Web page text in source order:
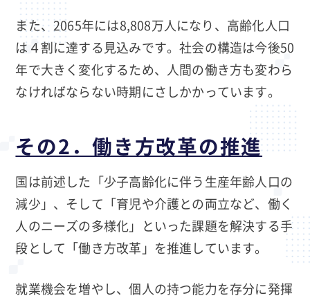
また、2065年には8,808万人になり、高齢化人口
は４割に達する見込みです。社会の構造は今後50
年で大きく変化するため、人間の働き方も変わら
なければならない時期にさしかかっています。
その2．働き方改革の推進
国は前述した「少子高齢化に伴う生産年齢人口の
減少」、そして「育児や介護との両立など、働く
人のニーズの多様化」といった課題を解決する手
段として「働き方改革」を推進しています。
就業機会を増やし、個人の持つ能力を存分に発揮